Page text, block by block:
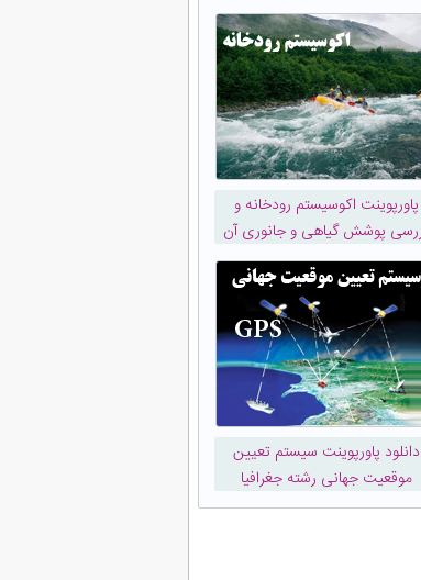
پاورپوینت اکوسیستم رودخانه و
پوشش گیاهی و جانوری آن
دانلود پاورپوینت سیستم تعیین
موقعیت جهانی رشته جغرافیا